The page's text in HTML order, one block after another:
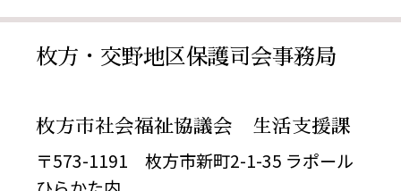
枚方・交野地区保護司会事務局
枚方市社会福祉協議会 生活支援課
〒573-1191 枚方市新町2-1-35 ラポール